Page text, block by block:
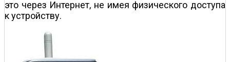
это через Интернет, не имея физического доступа
к устройству.